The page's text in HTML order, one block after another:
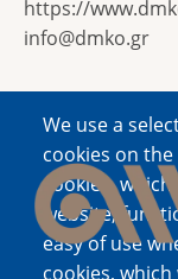
We use a
cookies on
cookies,
website;
easy of use
cookies,
https://
info@dmko.gr
Image